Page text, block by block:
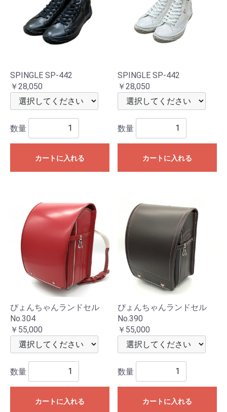
SPINGLE SP-442
￥28,050
数量
カートに入れる
SPINGLE SP-442
￥28,050
数量
カートに入れる
ぴょんちゃんランドセル
No.304
￥55,000
数量
カートに入れる
ぴょんちゃんランドセル
No.390
￥55,000
数量
カートに入れる